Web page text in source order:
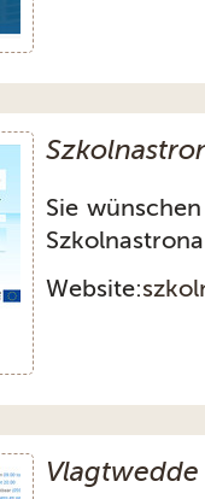
Sie
Website:
Vlagtwedde